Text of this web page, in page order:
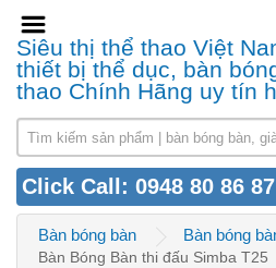
Siêu thị thể thao Việt
thiết bị thể dục, bàn
thao Chính Hãng uy tín
Click Call: 0948 80 86 87
Bàn bóng bàn Bàn bóng
Bàn Bóng Bàn thi đấu Simba T25